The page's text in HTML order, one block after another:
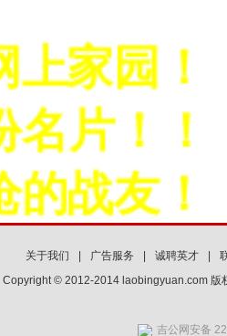
家园！
片！！！
战友！
关于我们 广告服务 诚聘英才
Copyright © 2012-2014 laobingyuan.com 版
吉公网安备